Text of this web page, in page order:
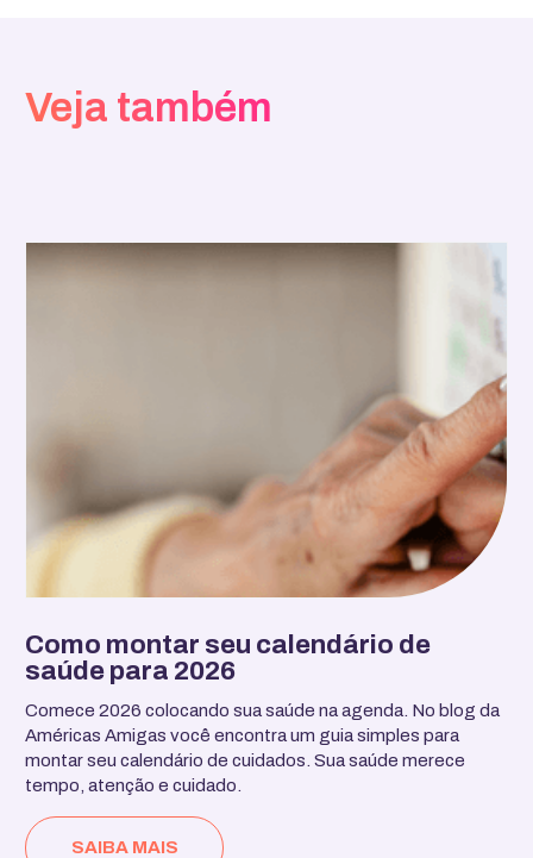
Veja também
Como montar seu calendário de
saúde para 2026
Comece 2026 colocando sua saúde na agenda. No blog da
Américas Amigas você encontra um guia simples para
montar seu calendário de cuidados. Sua saúde merece
tempo, atenção e cuidado.
SAIBA MAIS